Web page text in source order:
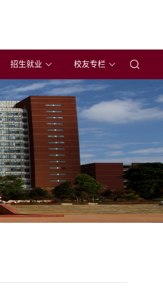
招生就业 校友专栏